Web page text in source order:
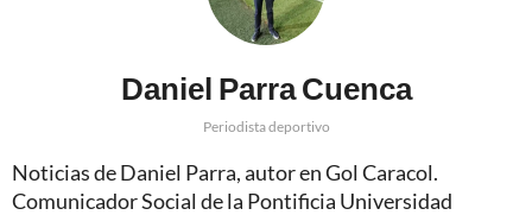
Daniel Parra Cuenca
Periodista deportivo
Noticias de Daniel Parra, autor en Gol Caracol.
Comunicador Social de la Pontificia Universidad